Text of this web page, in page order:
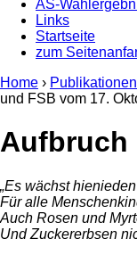
AS-
Links
Startseite
zum
Home › Publikationen
und FSB vom 17.
Aufbruch
„Es wächst
Für alle
Auch Rosen und
Und Zuckererbsen